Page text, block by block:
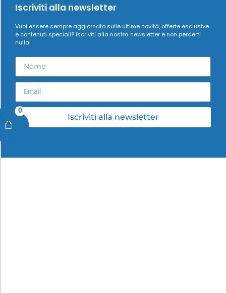
0
Iscriviti alla newsletter
Vuoi essere sempre aggiornato sulle ultime novità, offerte esclusive
e contenuti speciali? Iscriviti alla nostra newsletter e non perderti
nulla!
Iscriviti alla newsletter